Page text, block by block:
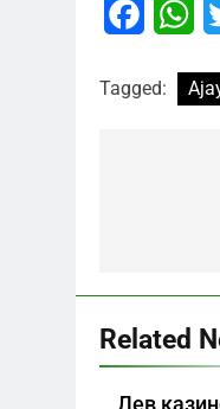
Tagged:
Related
Лев